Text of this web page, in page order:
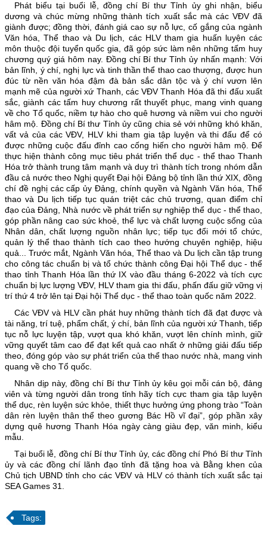
Thường trực HĐND tỉnh
Lãnh đạo UBND tỉnh
Lãnh đạo Đoàn ĐBQH tỉnh
CÔNG TÁC XÂY DỰNG ĐẢNG
Tổ chức cán bộ
Tuyên giáo
Kiểm tra - Giám sát
Dân vận
Nội chính và Phòng chống tham nhũng
Văn phòng cấp ủy
KINH TẾ - VĂN HÓA - XÃ HỘI
QUỐC PHÒNG - AN NINH
Phát biểu tại buổi lễ, đồng chí Bí thư Tỉnh ủy ghi nhận, biểu
dương và chúc mừng những thành tích xuất sắc mà các VĐV đã
giành được; đồng thời, đánh giá cao sự nỗ lực, cố gắng của ngành
Văn hóa, Thể thao và Du lịch, các HLV tham gia huấn luyện các
môn thuộc đội tuyển quốc gia, đã góp sức làm nên những tấm huy
chương quý giá hôm nay. Đồng chí Bí thư Tỉnh ủy nhấn mạnh: Với
bản lĩnh, ý chí, nghị lực và tinh thần thể thao cao thượng, được hun
đúc từ nền văn hóa đậm đà bản sắc dân tộc và ý chí vươn lên
mạnh mẽ của người xứ Thanh, các VĐV Thanh Hóa đã thi đấu xuất
sắc, giành các tấm huy chương rất thuyết phục, mang vinh quang
về cho Tổ quốc, niềm tự hào cho quê hương và niềm vui cho người
hâm mộ. Đồng chí Bí thư Tỉnh ủy cũng chia sẻ với những khó khăn,
vất vả của các VĐV, HLV khi tham gia tập luyện và thi đấu để có
được những cuộc đấu đỉnh cao cống hiến cho người hâm mộ. Để
thực hiện thành công mục tiêu phát triển thể dục - thể thao Thanh
Hóa trở thành trung tâm mạnh và duy trì thành tích trong nhóm dẫn
đầu cả nước theo Nghị quyết Đại hội Đảng bộ tỉnh lần thứ XIX, đồng
chí đề nghị các cấp ủy Đảng, chính quyền và Ngành Văn hóa, Thể
thao và Du lịch tiếp tục quán triệt các chủ trương, quan điểm chỉ
đạo của Đảng, Nhà nước về phát triển sự nghiệp thể dục - thể thao,
góp phần nâng cao sức khoẻ, thể lực và chất lượng cuộc sống của
Nhân dân, chất lượng nguồn nhân lực; tiếp tục đổi mới tổ chức,
quản lý thể thao thành tích cao theo hướng chuyên nghiệp, hiệu
quả... Trước mắt, Ngành Văn hóa, Thể thao và Du lịch cần tập trung
cho công tác chuẩn bị và tổ chức thành công Đại hội Thể dục - thể
thao tỉnh Thanh Hóa lần thứ IX vào đầu tháng 6-2022 và tích cực
chuẩn bị lực lượng VĐV, HLV tham gia thi đấu, phấn đấu giữ vững vị
trí thứ 4 trở lên tại Đại hội Thể dục - thể thao toàn quốc năm 2022.
Các VĐV và HLV cần phát huy những thành tích đã đạt được và
tài năng, trí tuệ, phẩm chất, ý chí, bản lĩnh của người xứ Thanh, tiếp
tục nỗ lực luyện tập, vượt qua khó khăn, vượt lên chính mình, giữ
vững quyết tâm cao để đạt kết quả cao nhất ở những giải đấu tiếp
theo, đóng góp vào sự phát triển của thể thao nước nhà, mang vinh
quang về cho Tổ quốc.
Nhân dịp này, đồng chí Bí thư Tỉnh ủy kêu gọi mỗi cán bộ, đảng
viên và từng người dân trong tỉnh hãy tích cực tham gia tập luyện
thể dục, rèn luyện sức khỏe, thiết thực hưởng ứng phong trào “Toàn
dân rèn luyện thân thể theo gương Bác Hồ vĩ đại”, góp phần xây
dựng quê hương Thanh Hóa ngày càng giàu đẹp, văn minh, kiểu
mẫu.
Tại buổi lễ, đồng chí Bí thư Tỉnh ủy, các đồng chí Phó Bí thư Tỉnh
ủy và các đồng chí lãnh đạo tỉnh đã tặng hoa và Bằng khen của
Chủ tịch UBND tỉnh cho các VĐV và HLV có thành tích xuất sắc tại
SEA Games 31.
Tags: